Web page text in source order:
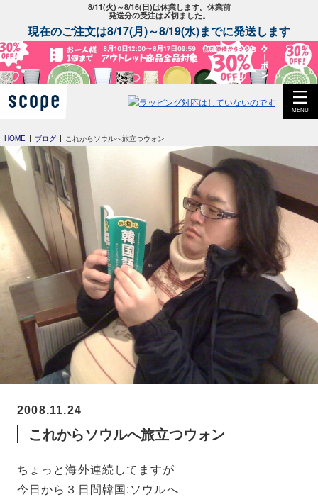
8/11(火)～8/16(日)は休業します。休業前
発送分の受注は〆切ました。
現在のご注文は8/17(月)～8/19(水)までに発送します
MENU
HOME ブログ これからソウルへ旅立つウォン
2008.11.24
これからソウルへ旅立つウォン
ちょっと海外連続してますが
今日から３日間韓国:ソウルへ